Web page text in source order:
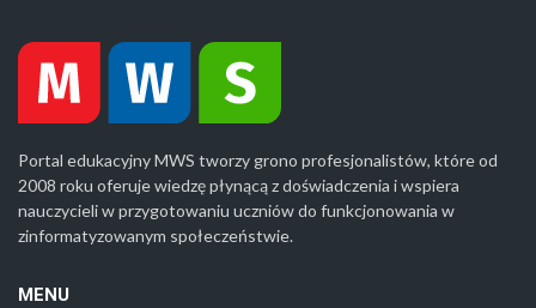
Portal edukacyjny MWS tworzy grono profesjonalistów, które od
2008 roku oferuje wiedzę płynącą z doświadczenia i wspiera
nauczycieli w przygotowaniu uczniów do funkcjonowania w
zinformatyzowanym społeczeństwie.
MENU